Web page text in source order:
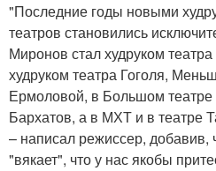
"Последние годы новыми
театров становились
Миронов стал худруком
худруком театра Гоголя,
Ермоловой, в Большом театре
Бархатов, а в МХТ и в театре
– написал режиссер, добавив,
"вякает", что у нас якобы